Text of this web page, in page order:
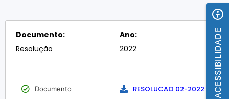
Documento:
Resolução
Ano:
2022
Documento RESOLUCAO 02-2022 ACESSIBILIDADE